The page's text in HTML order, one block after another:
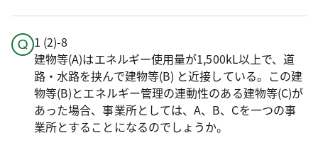
1 (2)-8
建物等(A)はエネルギー使用量が1,500kL以上で、道
路・水路を挟んで建物等(B) と近接している。この建
物等(B)とエネルギー管理の連動性のある建物等(C)が
あった場合、事業所としては、A、B、Cを一つの事
業所とすることになるのでしょうか。